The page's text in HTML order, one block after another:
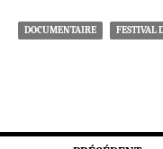
DOCUMENTAIRE FESTIVAL